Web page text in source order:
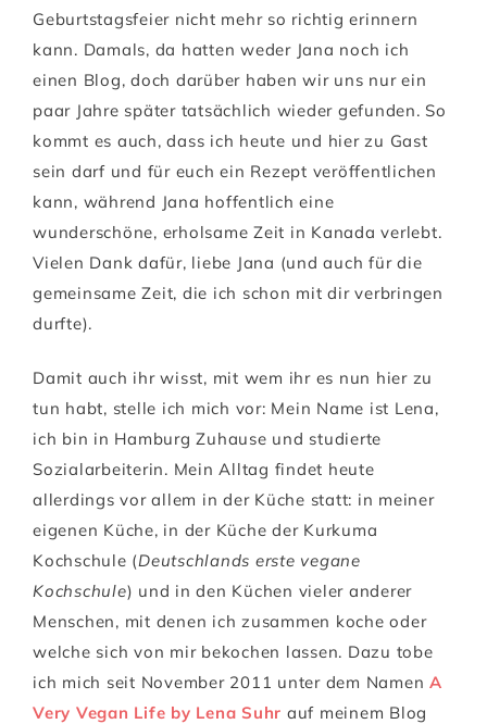
Geburtstagsfeier nicht mehr so richtig erinnern
kann. Damals, da hatten weder Jana noch ich
einen Blog, doch darüber haben wir uns nur ein
paar Jahre später tatsächlich wieder gefunden. So
kommt es auch, dass ich heute und hier zu Gast
sein darf und für euch ein Rezept veröffentlichen
kann, während Jana hoffentlich eine
wunderschöne, erholsame Zeit in Kanada verlebt.
Vielen Dank dafür, liebe Jana (und auch für die
gemeinsame Zeit, die ich schon mit dir verbringen
durfte).
Damit auch ihr wisst, mit wem ihr es nun hier zu
tun habt, stelle ich mich vor: Mein Name ist Lena,
ich bin in Hamburg Zuhause und studierte
Sozialarbeiterin. Mein Alltag findet heute
allerdings vor allem in der Küche statt: in meiner
eigenen Küche, in der Küche der Kurkuma
Kochschule (Deutschlands erste vegane
Kochschule) und in den Küchen vieler anderer
Menschen, mit denen ich zusammen koche oder
welche sich von mir bekochen lassen. Dazu tobe
ich mich seit November 2011 unter dem Namen A
Very Vegan Life by Lena Suhr auf meinem Blog